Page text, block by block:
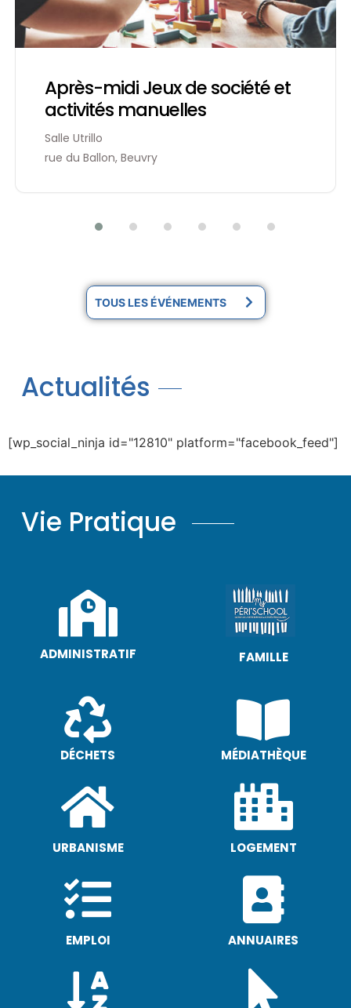
Après-midi Jeux de société et
activités manuelles
Salle Utrillo
rue du Ballon, Beuvry
TOUS LES ÉVÉNEMENTS
Actualités
[wp_social_ninja id="12810" platform="facebook_feed"]
Vie Pratique
ADMINISTRATIF FAMILLE
DÉCHETS MÉDIATHÈQUE
URBANISME LOGEMENT
EMPLOI ANNUAIRES